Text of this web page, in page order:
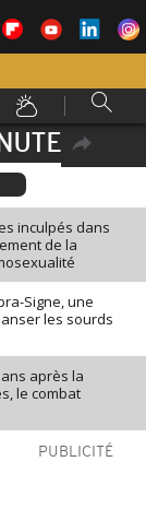
inculpés dans
de la
Signe, une
les sourds
après la
le combat
PUBLICITÉ